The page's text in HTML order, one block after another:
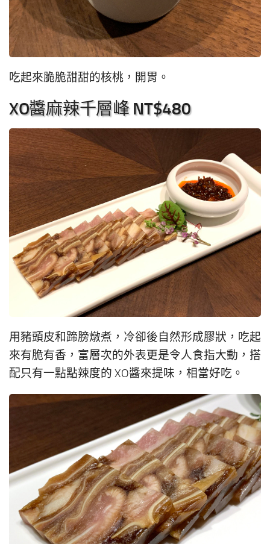
吃起來脆脆甜甜的核桃，開胃。
XO醬麻辣千層峰 NT$480
用豬頭皮和蹄膀燉煮，冷卻後自然形成膠狀，吃起
來有脆有香，富層次的外表更是令人食指大動，搭
配只有一點點辣度的 XO醬來提味，相當好吃。